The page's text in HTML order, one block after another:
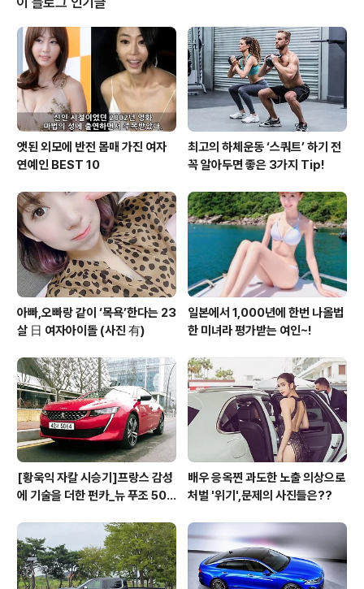
대피하는 과정에서 다친 것으로 전해졌습니다. 런던경찰청
은 이날 테러로 현장에서 사살된 용의자를 제외하고 경찰
관 1명 등 모두 4명이 목숨을 잃었고 일부 중상을 입은 이
들을 포함해 모두 40명이 다쳤다고 발표했습니다. 이와 함
께 테러에서 용의자가 운전..
앳된 외모에 반전 몸매 가진 여자
연예인 BEST 10
최고의 하체운동 ‘스쿼트’ 하기 전
꼭 알아두면 좋은 3가지 Tip!
아빠,오빠랑 같이 ‘목욕’한다는 23
살 日 여자아이돌 (사진 有)
일본에서 1,000년에 한번 나올법
한 미녀라 평가받는 여인~!
[황욱익 자칼 시승기]프랑스 감성
에 기술을 더한 펀카_뉴 푸조 508
배우 응옥찐 과도한 노출 의상으로
처벌 '위기',문제의 사진들은??